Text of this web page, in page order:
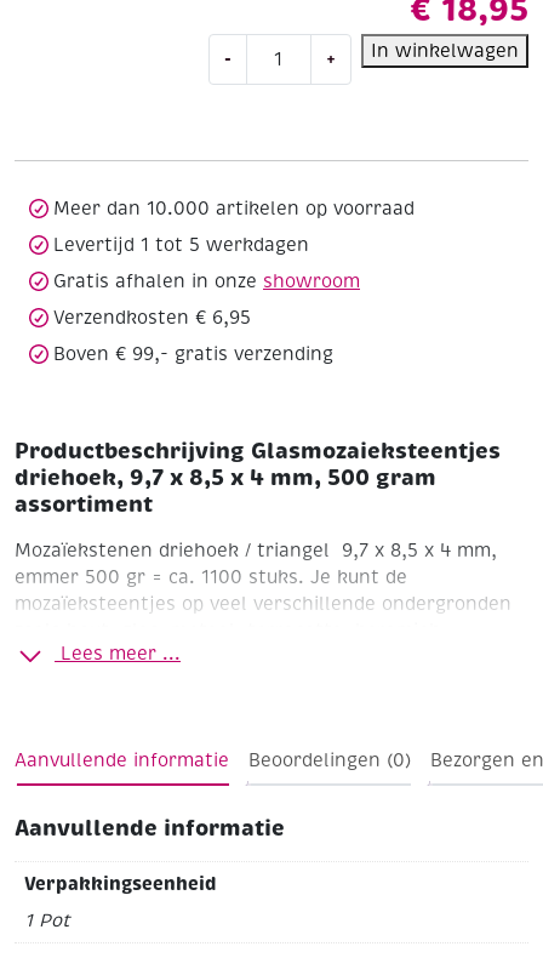
€ 18,95
-
Glasmozaieksteentjes
driehoek,
4
gram
assortiment
+ In winkelwagen
Meer dan 10.000 artikelen op voorraad
Levertijd 1 tot 5 werkdagen
Gratis afhalen in onze showroom
Verzendkosten € 6,95
Boven € 99,- gratis verzending
Productbeschrijving Glasmozaieksteentjes
driehoek, 9,7 x 8,5 x 4 mm, 500 gram
assortiment
Mozaïekstenen driehoek / triangel 9,7 x 8,5 x 4 mm,
emmer 500 gr = ca. 1100 stuks. Je kunt de
mozaïeksteentjes op veel verschillende ondergronden
piepschuim of beton opplakken en zo je hele huis
voor het versieren van lantaarns, vazen, ballen,
spiegels, muren, tafels, fotolijsten of dozen en ook
kinderen houden van het knutselen met de kleine
grootte van 9,7 x 8,5 x 4mm heeft.
Lees meer ...
Aanvullende informatie Beoordelingen (0) Bezorgen
Aanvullende informatie
Verpakkingseenheid
1 Pot